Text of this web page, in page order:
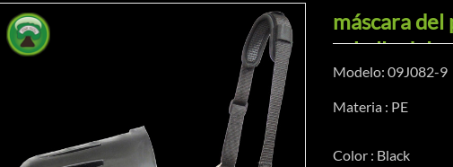
máscara del
caballo del
Modelo: 09J082-9
Materia : PE
Color : Black